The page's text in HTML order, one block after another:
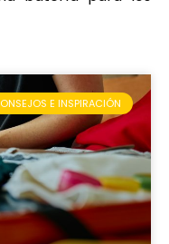
E INSPIRACIÓN